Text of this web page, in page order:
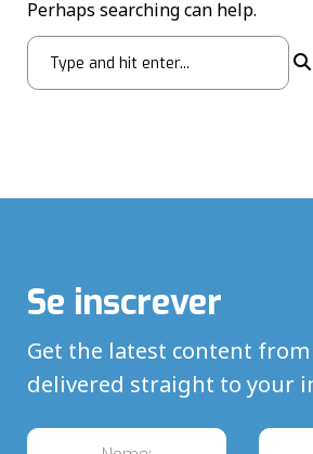
Perhaps searching can help.
Se inscrever
Get the latest content from
delivered straight to your